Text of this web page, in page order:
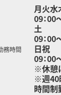
務時間
月火水
09：00
土
09：00
日祝
09：00
※休憩
※週40
時間制